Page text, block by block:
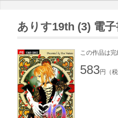
ありす19th (3) 電
この作品は
583円（税